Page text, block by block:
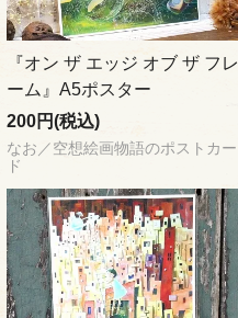
『オン ザ エッジ オブ ザ フレ
ーム』A5ポスター
200円(税込)
なお／空想絵画物語のポストカー
ド